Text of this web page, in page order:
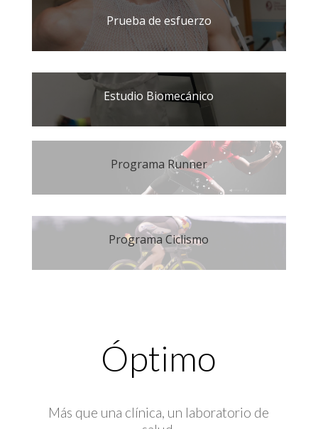
Prueba de esfuerzo
Estudio Biomecánico
Programa Runner
Programa Ciclismo
Óptimo
Más que una clínica, un laboratorio de